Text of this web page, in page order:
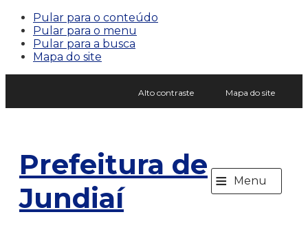
Pular para o conteúdo
Pular para o menu
Pular para a busca
Mapa do site
Alto contraste Mapa do site
Prefeitura de
Jundiaí
≡ Menu